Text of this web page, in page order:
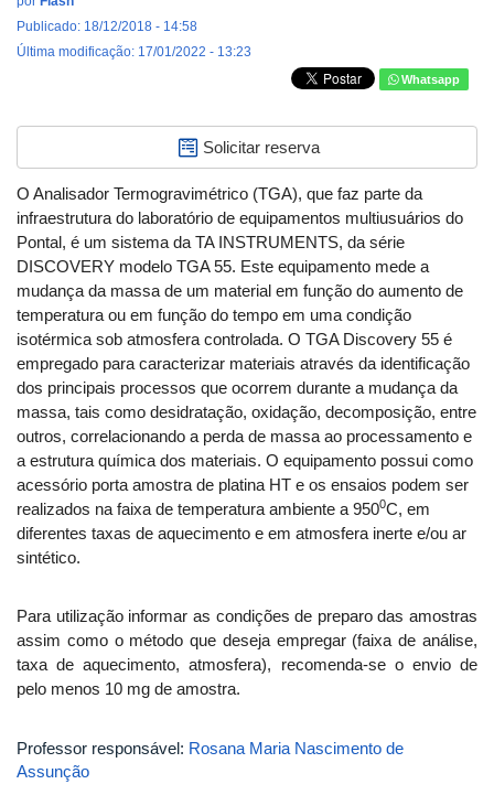
Publicado: 18/12/2018 - 14:58
Última modificação: 17/01/2022 - 13:23
Whatsapp
Solicitar reserva
O Analisador Termogravimétrico (TGA), que faz parte da
infraestrutura do laboratório de equipamentos multiusuários do
Pontal, é um sistema da TA INSTRUMENTS, da série
DISCOVERY modelo TGA 55. Este equipamento mede a
mudança da massa de um material em função do aumento de
temperatura ou em função do tempo em uma condição
isotérmica sob atmosfera controlada. O TGA Discovery 55 é
empregado para caracterizar materiais através da identificação
dos principais processos que ocorrem durante a mudança da
massa, tais como desidratação, oxidação, decomposição, entre
outros, correlacionando a perda de massa ao processamento e
a estrutura química dos materiais. O equipamento possui como
acessório porta amostra de platina HT e os ensaios podem ser
realizados na faixa de temperatura ambiente a 9500C, em
diferentes taxas de aquecimento e em atmosfera inerte e/ou ar
sintético.
Para utilização informar as condições de preparo das amostras
assim como o método que deseja empregar (faixa de análise,
taxa de aquecimento, atmosfera), recomenda-se o envio de
pelo menos 10 mg de amostra.
Professor responsável: Rosana Maria Nascimento de
Assunção